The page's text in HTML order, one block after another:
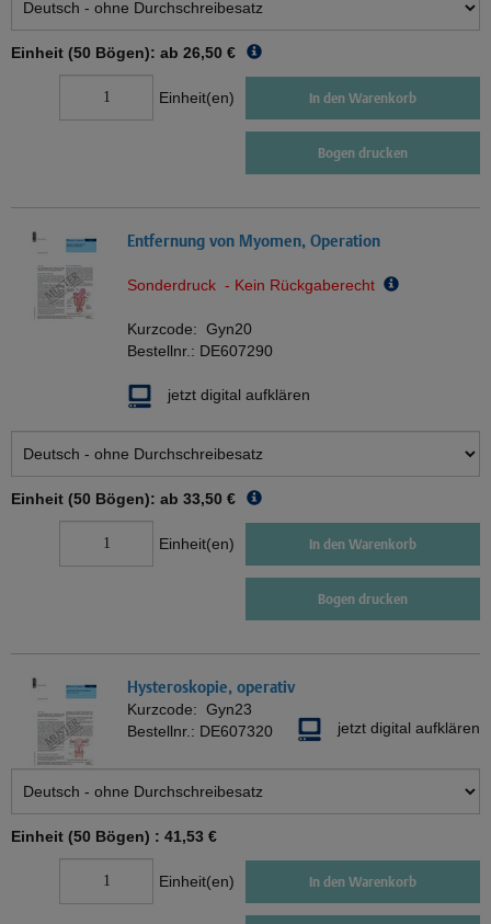
Einheit (50 Bögen): ab 26,50 €
Einheit(en) In den Warenkorb
Bogen drucken
Entfernung von Myomen, Operation
Sonderdruck - Kein Rückgaberecht
Kurzcode: Gyn20
Bestellnr.: DE607290
jetzt digital aufklären
Einheit (50 Bögen): ab 33,50 €
Einheit(en) In den Warenkorb
Bogen drucken
Hysteroskopie, operativ
Kurzcode: Gyn23
Bestellnr.: DE607320 jetzt digital aufklären
Einheit (50 Bögen) : 41,53 €
Einheit(en) In den Warenkorb